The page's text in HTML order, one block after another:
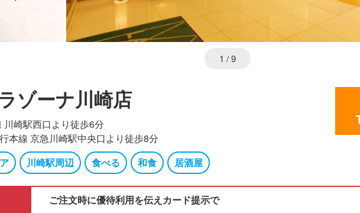
1 / 9
ゾーナ川崎店
川崎駅西口より徒歩6分
本線 京急川崎駅中央口より徒歩8分
川崎駅周辺 食べる 和食 居酒屋
ご注文時に優待利用を伝えカード提示で